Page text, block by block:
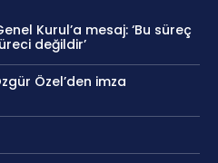
Kurul’a mesaj: ‘Bu süreç
değildir’
Özel’den imza